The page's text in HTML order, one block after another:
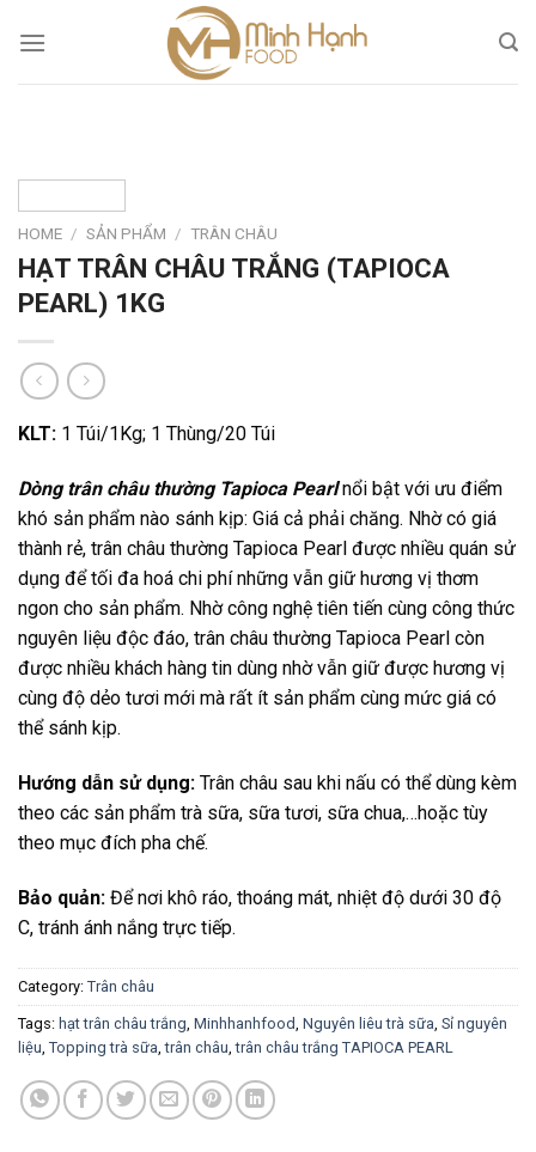
HOME / SẢN PHẨM / TRÂN CHÂU
HẠT TRÂN CHÂU TRẮNG (TAPIOCA
PEARL) 1KG
KLT: 1 Túi/1Kg; 1 Thùng/20 Túi
Dòng trân châu thường Tapioca Pearlnổi bật với ưu điểm
khó sản phẩm nào sánh kịp: Giá cả phải chăng. Nhờ có giá
thành rẻ, trân châu thường Tapioca Pearl được nhiều quán sử
dụng để tối đa hoá chi phí những vẫn giữ hương vị thơm
ngon cho sản phẩm. Nhờ công nghệ tiên tiến cùng công thức
nguyên liệu độc đáo, trân châu thường Tapioca Pearl còn
được nhiều khách hàng tin dùng nhờ vẫn giữ được hương vị
cùng độ dẻo tươi mới mà rất ít sản phẩm cùng mức giá có
thể sánh kịp.
Hướng dẫn sử dụng: Trân châu sau khi nấu có thể dùng kèm
theo các sản phẩm trà sữa, sữa tươi, sữa chua,…hoặc tùy
theo mục đích pha chế.
Bảo quản: Để nơi khô ráo, thoáng mát, nhiệt độ dưới 30 độ
C, tránh ánh nắng trực tiếp.
Category: Trân châu
Tags: hạt trân châu trắng Minhhanhfood Nguyên liêu trà sữa Sỉ nguyên
liệu Topping trà sữa ,trân châu ,trân châu trắng TAPIOCA PEARL